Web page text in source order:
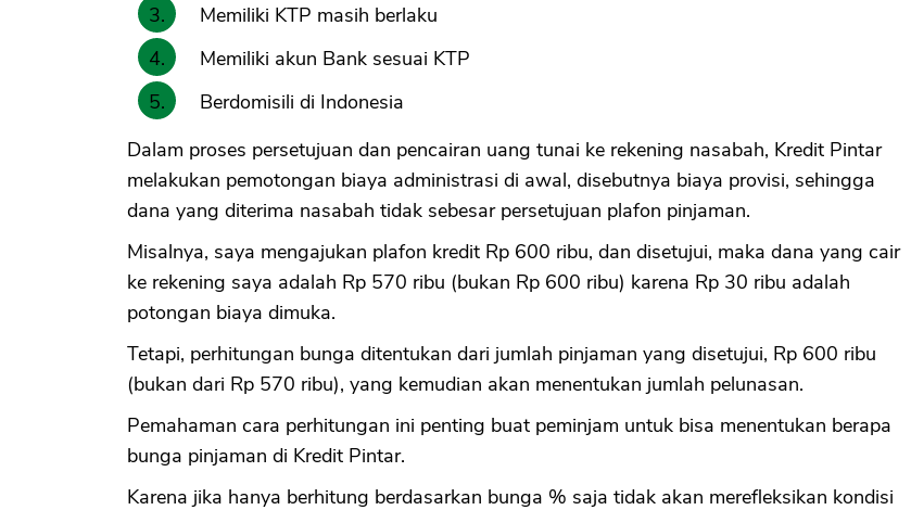
Memiliki KTP masih berlaku
Memiliki akun Bank sesuai KTP
Berdomisili di Indonesia
Dalam proses persetujuan dan pencairan uang tunai ke rekening nasabah, Kredit Pintar
melakukan pemotongan biaya administrasi di awal, disebutnya biaya provisi, sehingga
dana yang diterima nasabah tidak sebesar persetujuan plafon pinjaman.
Misalnya, saya mengajukan plafon kredit Rp 600 ribu, dan disetujui, maka dana yang cair
ke rekening saya adalah Rp 570 ribu (bukan Rp 600 ribu) karena Rp 30 ribu adalah
potongan biaya dimuka.
Tetapi, perhitungan bunga ditentukan dari jumlah pinjaman yang disetujui, Rp 600 ribu
(bukan dari Rp 570 ribu), yang kemudian akan menentukan jumlah pelunasan.
Pemahaman cara perhitungan ini penting buat peminjam untuk bisa menentukan berapa
bunga pinjaman di Kredit Pintar.
Karena jika hanya berhitung berdasarkan bunga % saja tidak akan merefleksikan kondisi